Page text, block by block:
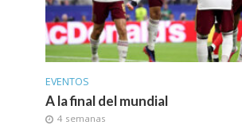
EVENTOS
A la final del mundial
4 semanas